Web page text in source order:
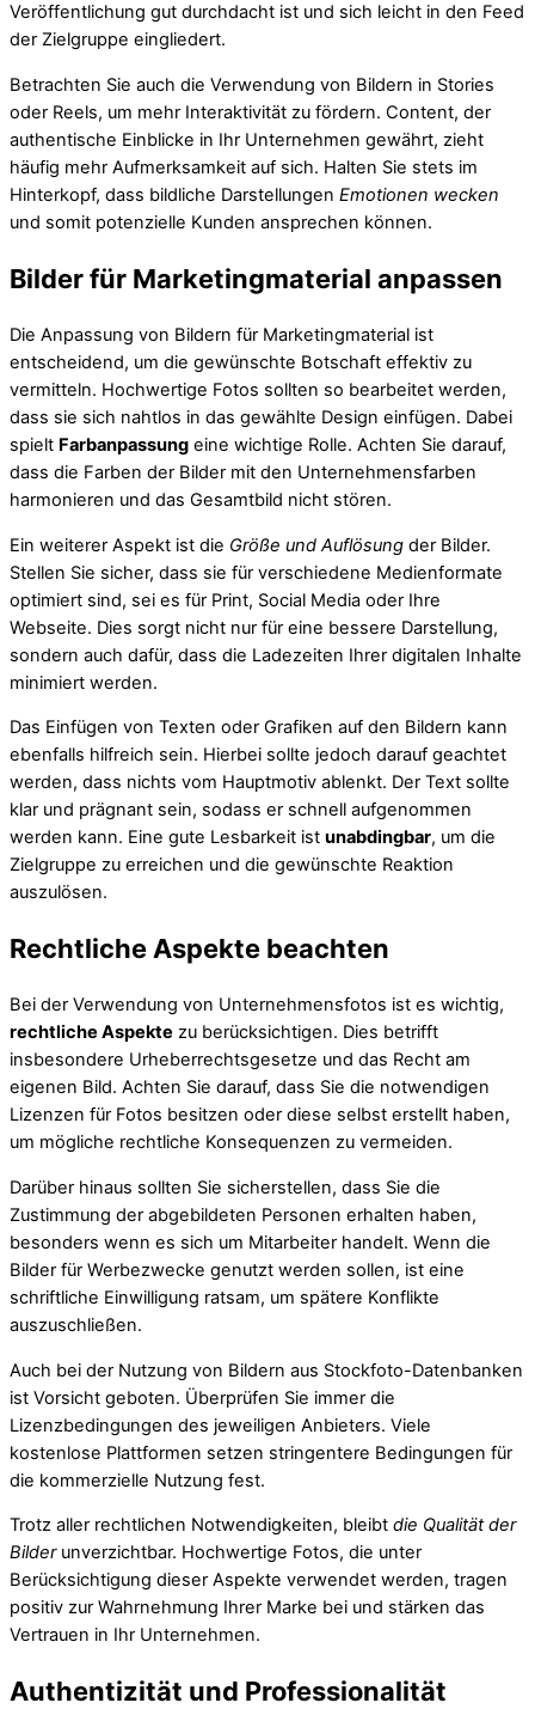
Veröffentlichung gut durchdacht ist und sich leicht in den Feed
der Zielgruppe eingliedert.
Betrachten Sie auch die Verwendung von Bildern in Stories
oder Reels, um mehr Interaktivität zu fördern. Content, der
authentische Einblicke in Ihr Unternehmen gewährt, zieht
häufig mehr Aufmerksamkeit auf sich. Halten Sie stets im
Hinterkopf, dass bildliche Darstellungen Emotionen wecken
und somit potenzielle Kunden ansprechen können.
Bilder für Marketingmaterial anpassen
Die Anpassung von Bildern für Marketingmaterial ist
entscheidend, um die gewünschte Botschaft effektiv zu
vermitteln. Hochwertige Fotos sollten so bearbeitet werden,
dass sie sich nahtlos in das gewählte Design einfügen. Dabei
spielt Farbanpassung eine wichtige Rolle. Achten Sie darauf,
dass die Farben der Bilder mit den Unternehmensfarben
harmonieren und das Gesamtbild nicht stören.
Ein weiterer Aspekt ist die Größe und Auflösung der Bilder.
Stellen Sie sicher, dass sie für verschiedene Medienformate
optimiert sind, sei es für Print, Social Media oder Ihre
Webseite. Dies sorgt nicht nur für eine bessere Darstellung,
sondern auch dafür, dass die Ladezeiten Ihrer digitalen Inhalte
minimiert werden.
Das Einfügen von Texten oder Grafiken auf den Bildern kann
ebenfalls hilfreich sein. Hierbei sollte jedoch darauf geachtet
werden, dass nichts vom Hauptmotiv ablenkt. Der Text sollte
klar und prägnant sein, sodass er schnell aufgenommen
werden kann. Eine gute Lesbarkeit ist unabdingbar, um die
Zielgruppe zu erreichen und die gewünschte Reaktion
auszulösen.
Rechtliche Aspekte beachten
Bei der Verwendung von Unternehmensfotos ist es wichtig,
rechtliche Aspekte zu berücksichtigen. Dies betrifft
insbesondere Urheberrechtsgesetze und das Recht am
eigenen Bild. Achten Sie darauf, dass Sie die notwendigen
Lizenzen für Fotos besitzen oder diese selbst erstellt haben,
um mögliche rechtliche Konsequenzen zu vermeiden.
Darüber hinaus sollten Sie sicherstellen, dass Sie die
Zustimmung der abgebildeten Personen erhalten haben,
besonders wenn es sich um Mitarbeiter handelt. Wenn die
Bilder für Werbezwecke genutzt werden sollen, ist eine
schriftliche Einwilligung ratsam, um spätere Konflikte
auszuschließen.
Auch bei der Nutzung von Bildern aus Stockfoto-Datenbanken
ist Vorsicht geboten. Überprüfen Sie immer die
Lizenzbedingungen des jeweiligen Anbieters. Viele
kostenlose Plattformen setzen stringentere Bedingungen für
die kommerzielle Nutzung fest.
Trotz aller rechtlichen Notwendigkeiten, bleibt die Qualität der
Bilderunverzichtbar. Hochwertige Fotos, die unter
Berücksichtigung dieser Aspekte verwendet werden, tragen
positiv zur Wahrnehmung Ihrer Marke bei und stärken das
Vertrauen in Ihr Unternehmen.
Authentizität und Professionalität